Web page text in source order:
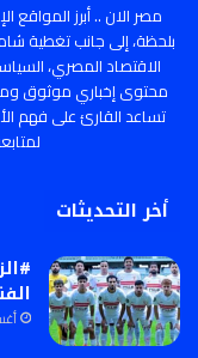
مصر الان .. أبرز المواقع
بلحظة، إلى جانب تغطية
الاقتصاد المصري،
محتوى إخباري موثوق
تساعد القارئ على فهم
أخر التحديثات